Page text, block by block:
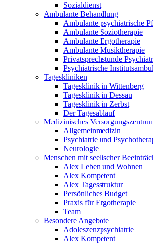
Sozialdienst
Ambulante Behandlung
Ambulante psychiatrische
Ambulante Soziotherapie
Ambulante Ergotherapie
Ambulante Musiktherapie
Privatsprechstunde
Psychiatrische
Tageskliniken
Tagesklinik in Wittenberg
Tagesklinik in Dessau
Tagesklinik in Zerbst
Der Tagesablauf
Medizinisches
Allgemeinmedizin
Psychiatrie und
Neurologie
Menschen mit seelischer
Alex Leben und Wohnen
Alex Kompetent
Alex Tagesstruktur
Persönliches Budget
Praxis für Ergotherapie
Team
Besondere Angebote
Adoleszenzpsychiatrie
Alex Kompetent